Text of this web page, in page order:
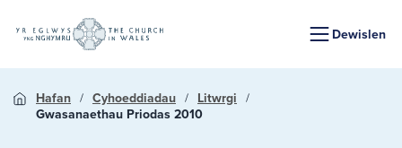
Dewislen
Hafan Cyhoeddiadau
Litwrgi
Gwasanaethau Priodas 2010